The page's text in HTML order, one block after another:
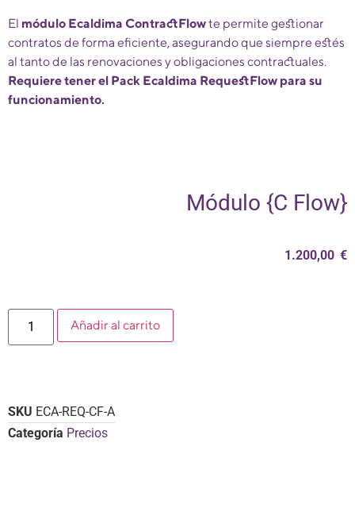
El módulo Ecaldima ContractFlowte permite gestionar
contratos de forma eficiente, asegurando que siempre estés
al tanto de las renovaciones y obligaciones contractuales.
Requiere tener el Pack Ecaldima RequestFlow para su
funcionamiento.
Módulo {C Flow}
1.200,00 €
Añadir al carrito
SKU ECA-REQ-CF-A
Categoría Precios